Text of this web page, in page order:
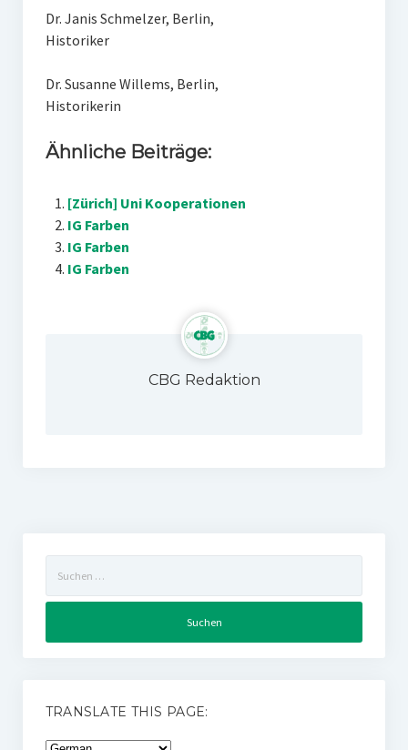
Dr. Janis Schmelzer, Berlin,
Historiker
Dr. Susanne Willems, Berlin,
Historikerin
Ähnliche Beiträge:
[Zürich] Uni Kooperationen
IG Farben
IG Farben
IG Farben
CBG Redaktion
nach:
TRANSLATE THIS PAGE: